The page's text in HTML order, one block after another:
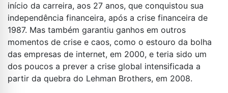
início da carreira, aos 27 anos, que conquistou sua
independência financeira, após a crise financeira de
1987. Mas também garantiu ganhos em outros
momentos de crise e caos, como o estouro da bolha
das empresas de internet, em 2000, e teria sido um
dos poucos a prever a crise global intensificada a
partir da quebra do Lehman Brothers, em 2008.